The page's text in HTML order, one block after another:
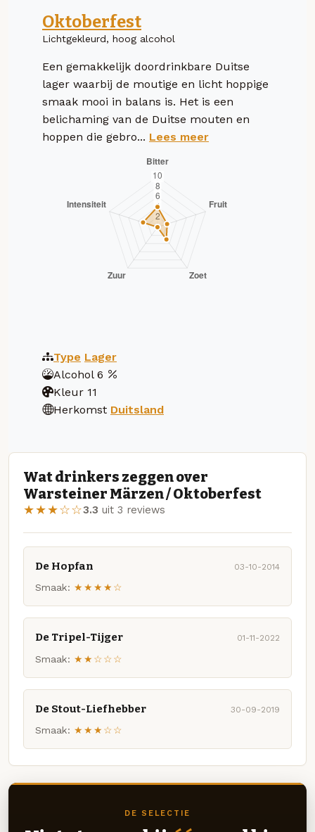
Oktoberfest
Lichtgekleurd, hoog alcohol
Een gemakkelijk doordrinkbare Duitse
lager waarbij de moutige en licht hoppige
smaak mooi in balans is. Het is een
belichaming van de Duitse mouten en
hoppen die gebro... Lees meer
Type Lager
Alcohol 6
Kleur 11
Herkomst Duitsland
Wat drinkers zeggen over
Warsteiner Märzen / Oktoberfest
★★★☆☆3.3 uit 3 reviews
De Hopfan 03-10-2014
Smaak: ★★★★☆
De Tripel-Tijger 01-11-2022
Smaak: ★★☆☆☆
De Stout-Liefhebber 30-09-2019
Smaak: ★★★☆☆
DE SELECTIE